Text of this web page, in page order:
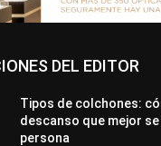
DEL EDITOR
Tipos de colchones:
descanso que mejor
persona